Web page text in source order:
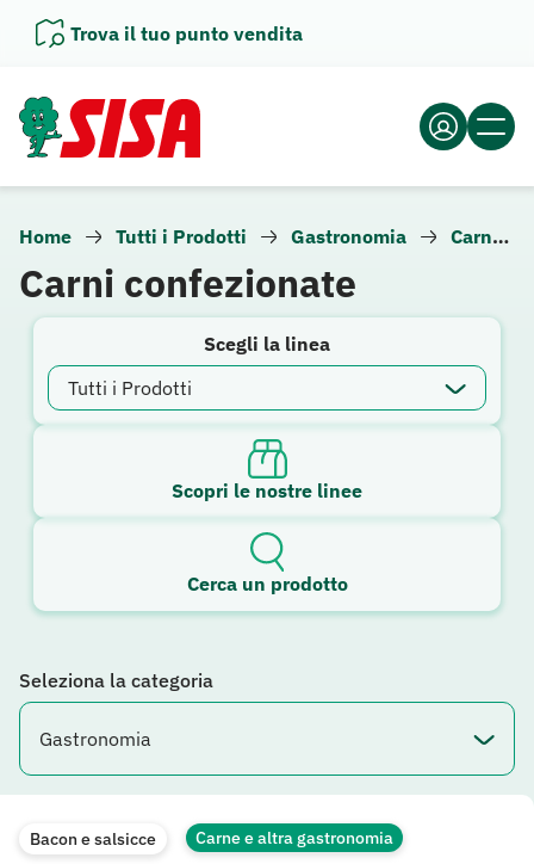
Trova il tuo punto vendita
Home Tutti i Prodotti Gastronomia Carne e altra gastronomia
Carni confezionate
Scegli la linea
Scopri le nostre linee
Cerca un prodotto
Seleziona la categoria
Bacon e salsicce Carne e altra gastronomia